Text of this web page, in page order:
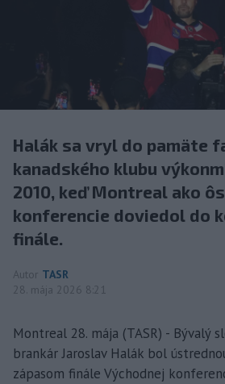
Halák sa vryl do pamäte
kanadského klubu
2010, keď Montreal ako
konferencie doviedol do
finále.
Autor TASR
28. mája 2026 8:21
Montreal 28. mája (TASR) - Bývalý
brankár Jaroslav Halák bol
zápasom finále Východnej